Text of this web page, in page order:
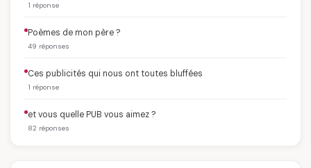
1 réponse
Poèmes de mon père ?
49 réponses
Ces publicités qui nous ont toutes bluffées
1 réponse
et vous quelle PUB vous aimez ?
82 réponses